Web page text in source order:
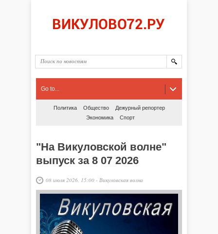
Go to...
Политика Общество
Дежурный репортер
Экономика
Спорт
"На Викуловской волне"
выпуск за 8 07 2026
08 июля 2026, 15:00 - Викуловская волна